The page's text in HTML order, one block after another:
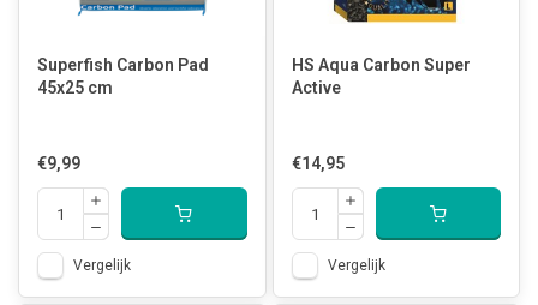
Superfish Carbon Pad
45x25 cm
€9,99
Vergelijk
HS Aqua Carbon Super
Active
€14,95
Vergelijk